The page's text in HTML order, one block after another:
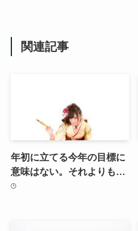
関連記事
年初に立てる今年の目標に
意味はない。それよりも…